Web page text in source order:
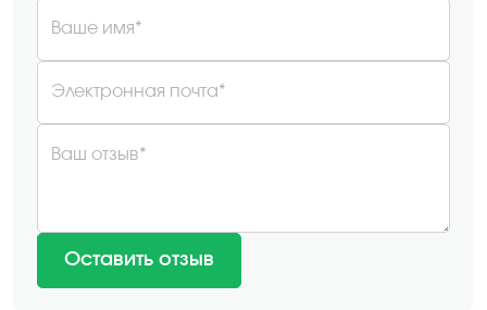
Ваше имя*
Электронная почта*
Ваш отзыв*
Оставить отзыв